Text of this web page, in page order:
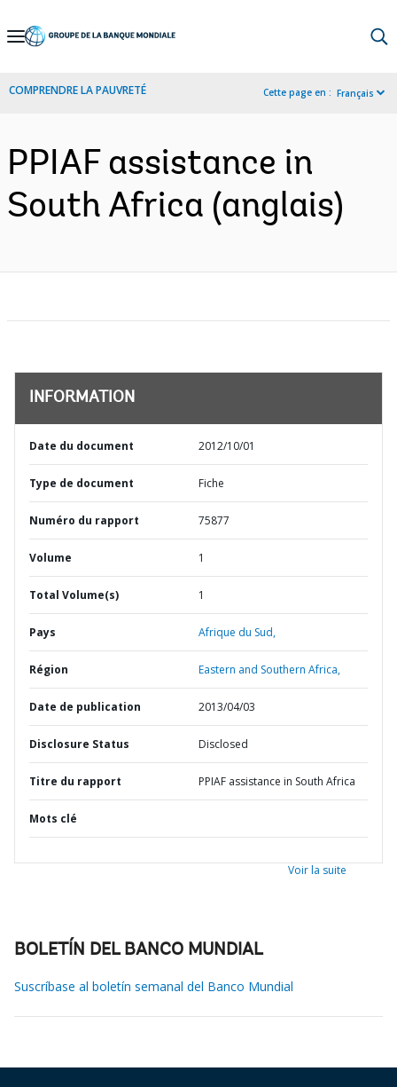
Skip
Navigation
COMPRENDRE LA PAUVRETÉ Cette page en : Français
PPIAF assistance in
South Africa (anglais)
INFORMATION
Date du document 2012/10/01
Type de document Fiche
Numéro du rapport 75877
Volume 1
Total Volume(s) 1
Pays Afrique du Sud,
Région Eastern and Southern Africa,
Date de publication 2013/04/03
Disclosure Status Disclosed
Titre du rapport PPIAF assistance in South Africa
Mots clé
Voir la suite
BOLETÍN DEL BANCO MUNDIAL
Suscríbase al boletín semanal del Banco Mundial